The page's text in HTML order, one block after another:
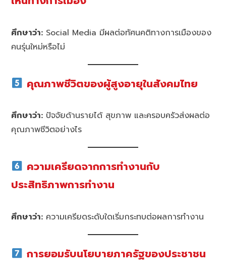
ศึกษาว่า: Social Media มีผลต่อทัศนคติทางการเมืองของ
คนรุ่นใหม่หรือไม่
คุณภาพชีวิตของผู้สูงอายุในสังคมไทย
ศึกษาว่า: ปัจจัยด้านรายได้ สุขภาพ และครอบครัวส่งผลต่อ
คุณภาพชีวิตอย่างไร
ความเครียดจากการทำงานกับ
ประสิทธิภาพการทำงาน
ศึกษาว่า: ความเครียดระดับใดเริ่มกระทบต่อผลการทำงาน
การยอมรับนโยบายภาครัฐของประชาชน